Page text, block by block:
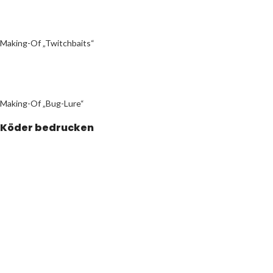
Making-Of „Twitchbaits“
Making-Of „Bug-Lure“
Köder bedrucken